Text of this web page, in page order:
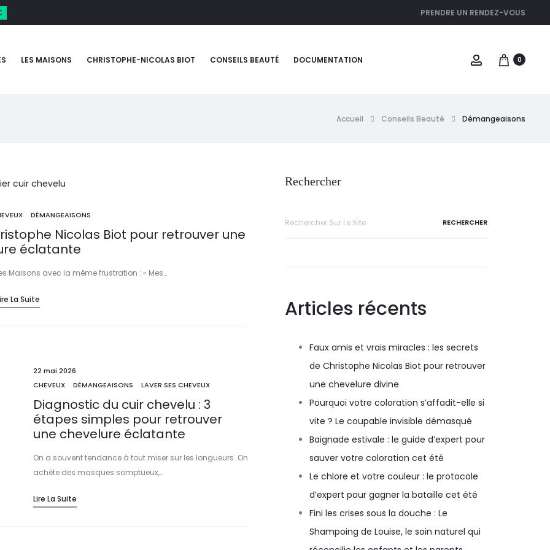
PRENDRE UN RENDEZ-VOUS
LES MAISONS CHRISTOPHE-NICOLAS BIOT CONSEILS BEAUTÉ DOCUMENTATION 0
Accueil Conseils Beauté Démangeaisons
DÉMANGEAISONS
Nicolas Biot pour retrouver une
éclatante
Maisons avec la même frustration : « Mes…
La Suite
22 mai 2026
CHEVEUX
DÉMANGEAISONS LAVER SES CHEVEUX
Diagnostic du cuir chevelu : 3
étapes simples pour retrouver
une chevelure éclatante
On a souvent tendance à tout miser sur les longueurs. On
achète des masques somptueux,…
Lire La Suite
Rechercher
Articles récents
Faux amis et vrais miracles : les secrets
de Christophe Nicolas Biot pour retrouver
une chevelure divine
Pourquoi votre coloration s’affadit-elle si
vite ? Le coupable invisible démasqué
Baignade estivale : le guide d’expert pour
sauver votre coloration cet été
Le chlore et votre couleur : le protocole
d’expert pour gagner la bataille cet été
Fini les crises sous la douche : Le
Shampoing de Louise, le soin naturel qui